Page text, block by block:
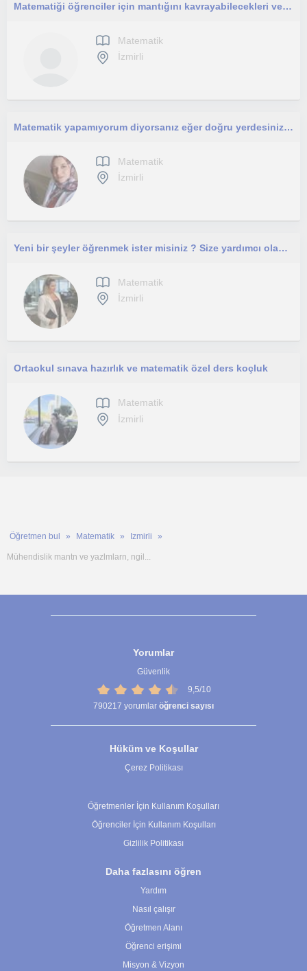
Matematiği öğrenciler için mantığını kavrayabilecekleri ve sevebilecekleri bir ders haline getirmeyi hedefleyen bir öğretmenim.
Matematik
İzmirli
Matematik yapamıyorum diyorsanız eğer doğru yerdesiniz çünkü bende bir öğrenci olarak mantığıyla öğrenmenize yardımcı olacağım.
Matematik
İzmirli
Yeni bir şeyler öğrenmek ister misiniz ? Size yardımcı olabilirim :)
Matematik
İzmirli
Ortaokul sınava hazırlık ve matematik özel ders koçluk
Matematik
İzmirli
Öğretmen bul Matematik Izmirli
Mühendislik mantn ve yazlmlarn, ngil...
Yorumlar
Güvenlik
9,5/10
790217 yorumlar öğrenci sayısı
Hüküm ve Koşullar
Çerez Politikası
Öğretmenler İçin Kullanım Koşulları
Öğrenciler İçin Kullanım Koşulları
Gizlilik Politikası
Daha fazlasını öğren
Yardım
Nasıl çalışır
Öğretmen Alanı
Öğrenci erişimi
Misyon & Vizyon